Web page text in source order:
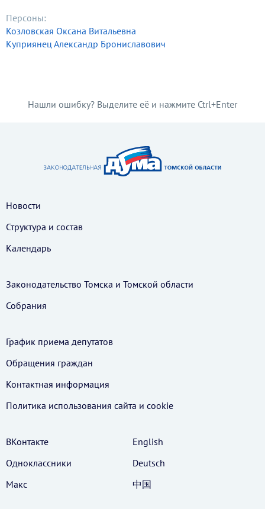
Персоны:
Козловская Оксана Витальевна
Куприянец Александр Брониславович
Нашли ошибку? Выделите её и нажмите Ctrl+Enter
Новости
Структура и состав
Календарь
Законодательство Томска и Томской области
Собрания
График приема депутатов
Обращения граждан
Контактная информация
Политика использования cайта и cookie
ВКонтакте
Одноклассники
Макс
English
Deutsch
中国